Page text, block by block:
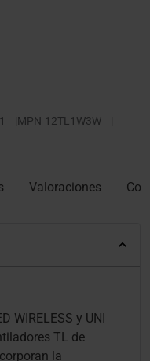
|MPN 12TL1W3W
|
Valoraciones
WIRELESS y UNI
TL de
la